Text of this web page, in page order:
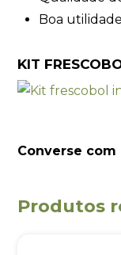
Boa
KIT
Converse com
Produtos